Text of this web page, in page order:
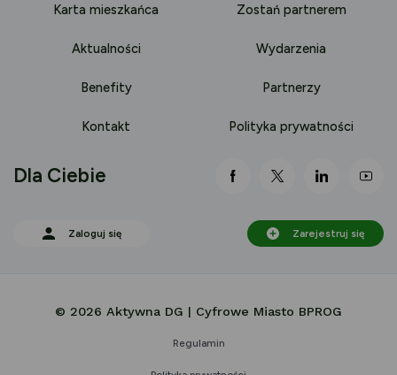
Karta mieszkańca Zostań partnerem
Aktualności Wydarzenia
Benefity Partnerzy
Kontakt Polityka prywatności
link otwiera się nowej
link otwiera się
link
Dla Ciebie
Zaloguj się Zarejestruj się
© 2026 Aktywna DG | Cyfrowe Miasto BPROG
Regulamin